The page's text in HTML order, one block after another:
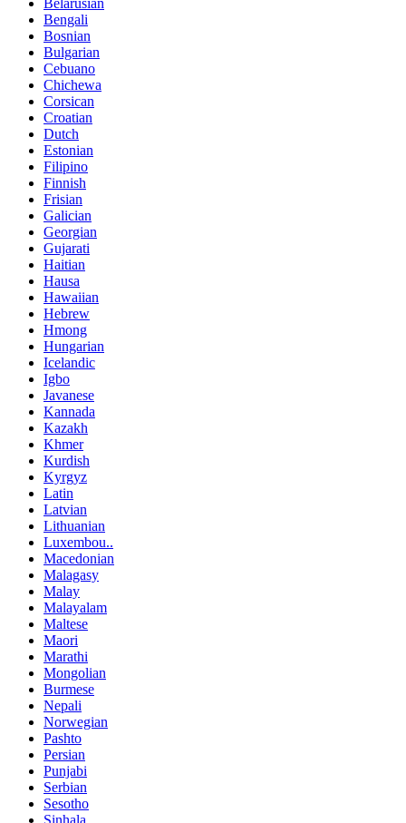
Bengali
Bosnian
Bulgarian
Cebuano
Chichewa
Corsican
Croatian
Dutch
Estonian
Filipino
Finnish
Frisian
Galician
Georgian
Gujarati
Haitian
Hausa
Hawaiian
Hebrew
Hmong
Hungarian
Icelandic
Igbo
Javanese
Kannada
Kazakh
Khmer
Kurdish
Kyrgyz
Latin
Latvian
Lithuanian
Luxembou..
Macedonian
Malagasy
Malay
Malayalam
Maltese
Maori
Marathi
Mongolian
Burmese
Nepali
Norwegian
Pashto
Persian
Punjabi
Serbian
Sesotho
Sinhala